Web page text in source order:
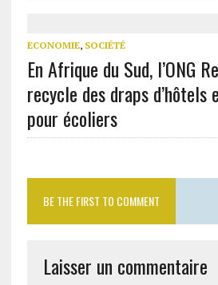
ECONOMIE, SOCIÉTÉ
En Afrique du Sud, l’ONG
recycle des draps d’hôtels
pour écoliers
BE THE FIRST TO COMMENT
Laisser un commentaire